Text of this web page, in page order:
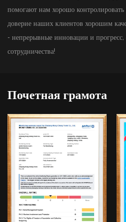
помогают нам хорошо
доверие наших клиентов хорошим
- непрерывные инновации и
сотрудничества!
Почетная грамота